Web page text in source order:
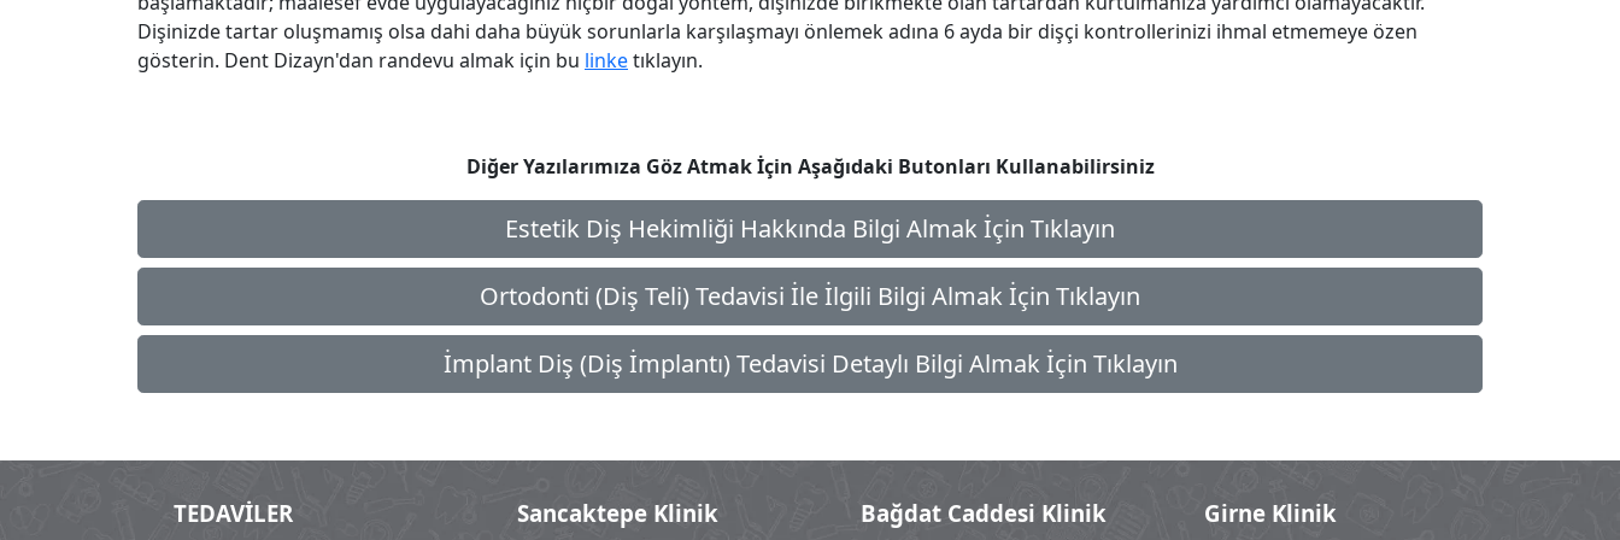
Dişinizde tartar oluşmamış olsa dahi daha büyük sorunlarla karşılaşmayı önlemek adına 6 ayda bir dişçi kontrollerinizi ihmal etmemeye özen
gösterin. Dent Dizayn'dan randevu almak için bu linketıklayın.
Diğer Yazılarımıza Göz Atmak İçin Aşağıdaki Butonları Kullanabilirsiniz
Estetik Diş Hekimliği Hakkında Bilgi Almak İçin Tıklayın
Ortodonti (Diş Teli) Tedavisi İle İlgili Bilgi Almak İçin Tıklayın
İmplant Diş (Diş İmplantı) Tedavisi Detaylı Bilgi Almak İçin Tıklayın
TEDAVİLER Sancaktepe Klinik Bağdat Caddesi Klinik Girne Klinik